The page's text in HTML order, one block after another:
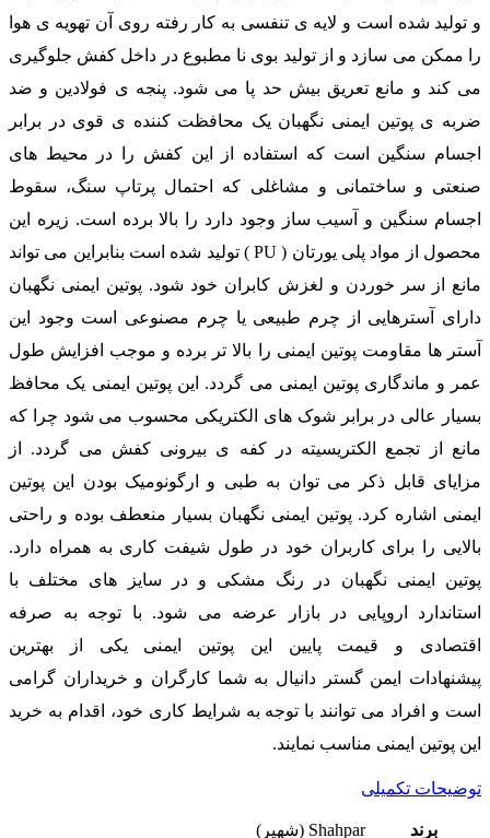
و تولید شده است و لایه ی تنفسی به کار رفته روی آن تهویه ی هوا
را ممکن می سازد و از تولید بوی نا مطبوع در داخل کفش جلوگیری
می کند و مانع تعریق بیش حد پا می شود. پنجه ی فولادین و ضد
ضربه ی پوتین ایمنی نگهبان یک محافظت کننده ی قوی در برابر
اجسام سنگین است که استفاده از این کفش را در محیط های
صنعتی و ساختمانی و مشاغلی که احتمال پرتاپ سنگ، سقوط
اجسام سنگین و آسیب ساز وجود دارد را بالا برده است. زیره این
محصول از مواد پلی یورتان ( PU ) تولید شده است بنابراین می تواند
مانع از سر خوردن و لغزش کابران خود شود. پوتین ایمنی نگهبان
دارای آسترهایی از چرم طبیعی یا چرم مصنوعی است وجود این
آستر ها مقاومت پوتین ایمنی را بالا تر برده و موجب افزایش طول
عمر و ماندگاری پوتین ایمنی می گردد. این پوتین ایمنی یک محافظ
بسیار عالی در برابر شوک های الکتریکی محسوب می شود چرا که
مانع از تجمع الکتریسیته در کفه ی بیرونی کفش می گردد. از
مزایای قابل ذکر می توان به طبی و ارگونومیک بودن این پوتین
ایمنی اشاره کرد. پوتین ایمنی نگهبان بسیار منعطف بوده و راحتی
بالایی را برای کاربران خود در طول شیفت کاری به همراه دارد.
پوتین ایمنی نگهبان در رنگ مشکی و در سایز های مختلف با
استاندارد اروپایی در بازار عرضه می شود. با توجه به صرفه
اقتصادی و قیمت پایین این پوتین ایمنی یکی از بهترین
پیشنهادات ایمن گستر دانیال به شما کارگران و خریداران گرامی
است و افراد می توانند با توجه به شرایط کاری خود، اقدام به خرید
این پوتین ایمنی مناسب نمایند.
توضیحات تکمیلی
برند Shahpar (شهپر)